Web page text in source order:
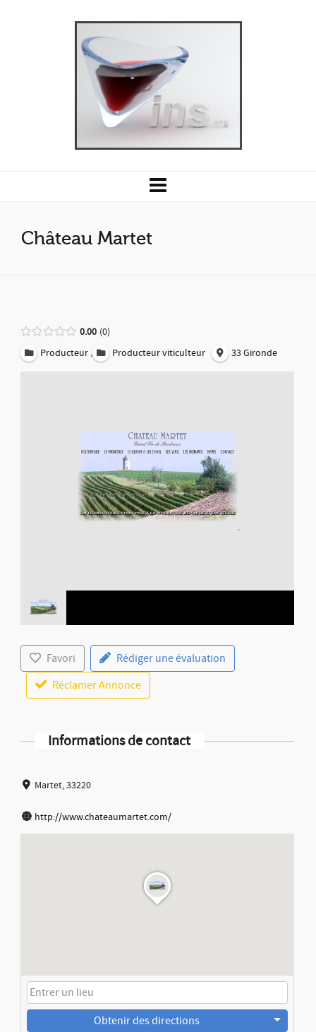
Château Martet
0.00 0
Producteur , Producteur viticulteur 33 Gironde
Favori
Rédiger une évaluation
Réclamer Annonce
Informations de contact
Martet, 33220
http://www.chateaumartet.com/
Obtenir des directions